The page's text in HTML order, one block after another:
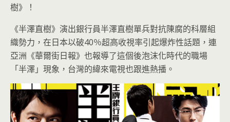
樹》！
《半澤直樹》演出銀行員半澤直樹單兵對抗陳腐的科層組
織勢力，在日本以破40％超高收視率引起爆炸性話題，連
亞洲《華爾街日報》也報導了這個後泡沫化時代的職場
「半澤」現象，台灣的緯來電視也跟進熱播。